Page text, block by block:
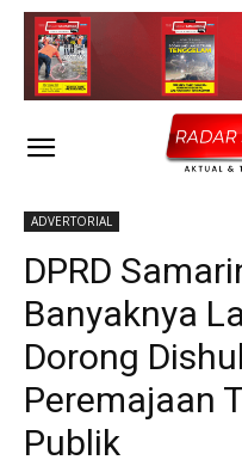
ADVERTORIAL
DPRD
Banyaknya
Dorong
Peremajaan
Publik